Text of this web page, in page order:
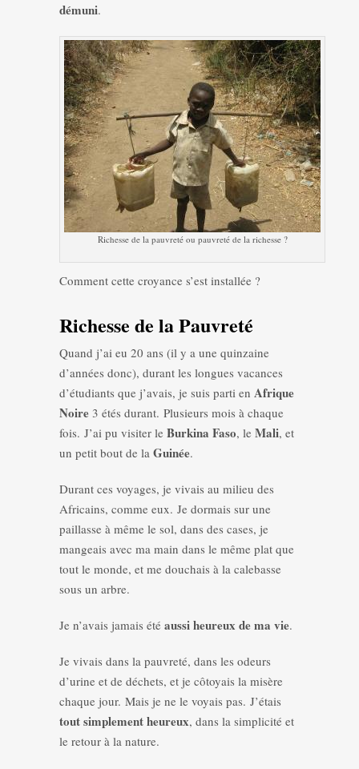
démuni.
Richesse de la pauvreté ou pauvreté de la richesse ?
Comment cette croyance s’est installée ?
Richesse de la Pauvreté
Quand j’ai eu 20 ans (il y a une quinzaine
d’années donc), durant les longues vacances
d’étudiants que j’avais, je suis parti en Afrique
Noire 3 étés durant. Plusieurs mois à chaque
fois. J’ai pu visiter le Burkina Faso, le Mali, et
un petit bout de la Guinée.
Durant ces voyages, je vivais au milieu des
Africains, comme eux. Je dormais sur une
paillasse à même le sol, dans des cases, je
mangeais avec ma main dans le même plat que
tout le monde, et me douchais à la calebasse
sous un arbre.
Je n’avais jamais été aussi heureux de ma vie.
Je vivais dans la pauvreté, dans les odeurs
d’urine et de déchets, et je côtoyais la misère
chaque jour. Mais je ne le voyais pas. J’étais
tout simplement heureux, dans la simplicité et
le retour à la nature.